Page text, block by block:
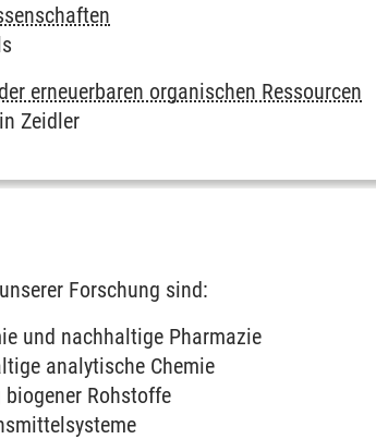
erneuerbaren organischen Ressourcen
Zeidler
Forschung sind:
und nachhaltige Pharmazie
analytische Chemie
Rohstoffe